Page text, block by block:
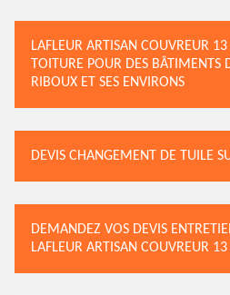
LAFLEUR ARTISAN COUVREUR
TOITURE POUR DES BÂTIMENTS
RIBOUX ET SES ENVIRONS
DEVIS CHANGEMENT DE TUILE
DEMANDEZ VOS DEVIS
LAFLEUR ARTISAN COUVREUR